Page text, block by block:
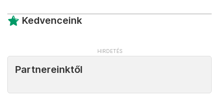
Kedvenceink
Partnereinktől